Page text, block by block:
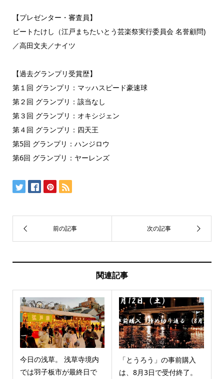
【プレゼンター・審査員】
ビートたけし（江戸まちたいとう芸楽祭実行委員会 名誉顧問)
／高田文夫／ナイツ
【過去グランプリ受賞歴】
第１回 グランプリ：マッハスピード豪速球
第２回 グランプリ：該当なし
第３回 グランプリ：オキシジェン
第４回 グランプリ：四天王
第5回 グランプリ：ハンジロウ
第6回 グランプリ：ヤーレンズ
関連記事
今日の浅草。 浅草寺境内
では羽子板市が最終日で
「とうろう」の事前購入
は、8月3日で受付終了。